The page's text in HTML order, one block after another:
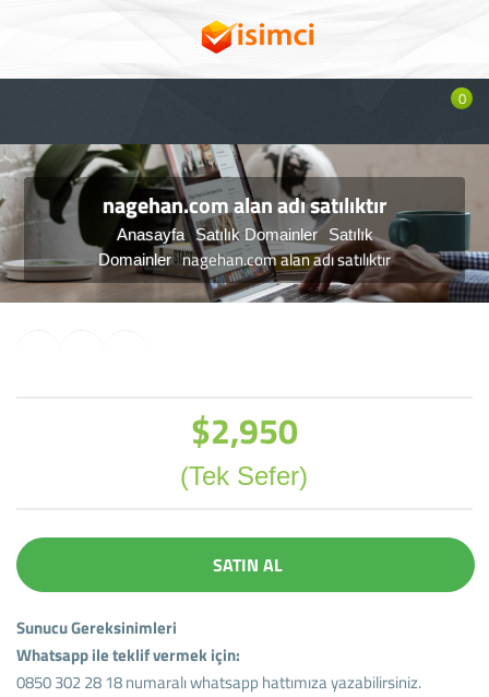
0
nagehan.com alan adı satılıktır
Anasayfa Satılık Domainler
Satılık
Domainler nagehan.com alan adı satılıktır
$2,950
(Tek Sefer)
SATIN AL
Sunucu Gereksinimleri
Whatsapp ile teklif vermek için:
0850 302 28 18 numaralı whatsapp hattımıza yazabilirsiniz.